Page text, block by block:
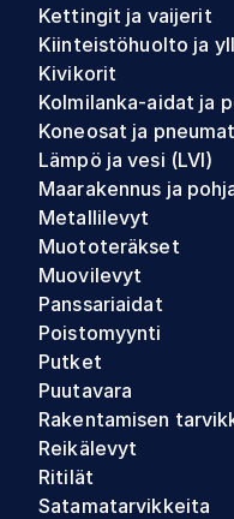
Kettingit ja vaijerit
Kiinteistöhuolto ja
Kivikorit
Kolmilanka-aidat ja
Koneosat ja
Lämpö ja vesi (LVI)
Maarakennus ja
Metallilevyt
Muototeräkset
Muovilevyt
Panssariaidat
Poistomyynti
Putket
Puutavara
Rakentamisen
Reikälevyt
Ritilät
Satamatarvikkeita